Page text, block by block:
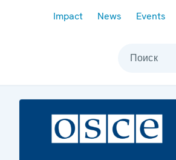
Impact News Events
Поиск